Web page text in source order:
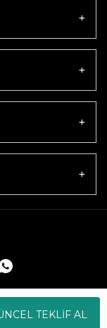
TEKLİF AL
Saklıdır.